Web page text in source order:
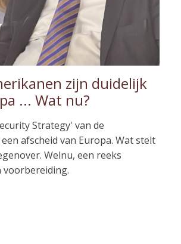
zijn duidelijk
... Wat nu?
Strategy' van de
afscheid van Europa. Wat stelt
Welnu, een reeks
voorbereiding.